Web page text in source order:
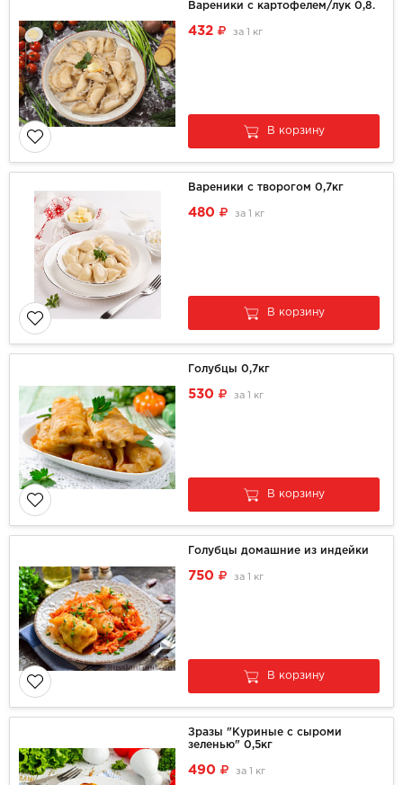
Вареники с картофелем/лук 0,8.
432 за 1 кг
В корзину
Вареники с творогом 0,7кг
480 за 1 кг
В корзину
Голубцы 0,7кг
530 за 1 кг
В корзину
Голубцы домашние из индейки
750 за 1 кг
В корзину
Зразы "Куриные с сыроми
зеленью" 0,5кг
490 за 1 кг